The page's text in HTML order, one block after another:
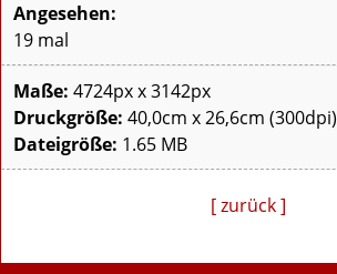
Angesehen:
19 mal
Maße: 4724px x 3142px
Druckgröße: 40,0cm x 26,6cm (300dpi)
Dateigröße: 1.65 MB
[ zurück ]